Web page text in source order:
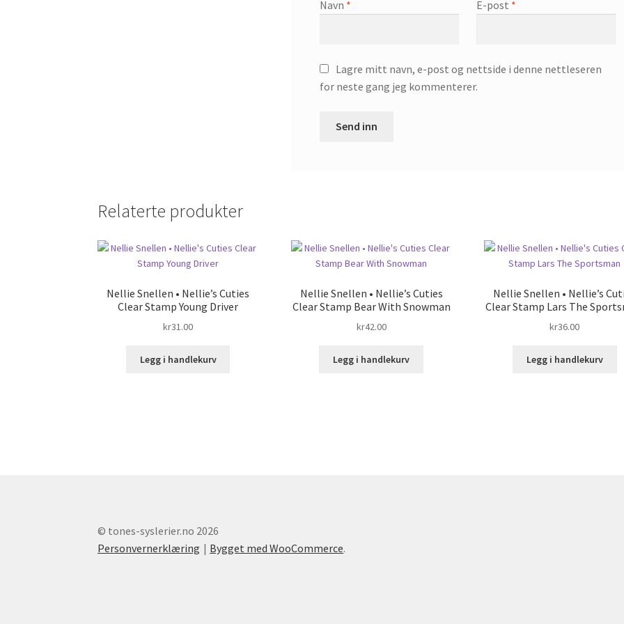
Navn * E-post *
Lagre mitt navn, e-post og nettside i denne nettleseren
for neste gang jeg kommenterer.
Relaterte produkter
Nellie Snellen • Nellie’s Cuties
Clear Stamp Young Driver
kr31.00
Legg i handlekurv
Nellie Snellen • Nellie’s Cuties
Clear Stamp Bear With Snowman
kr42.00
Legg i handlekurv
Nellie Snellen • Nellie’s
Clear Stamp Lars The
kr36.00
Legg i handlekurv
© tones-syslerier.no 2026
Personvernerklæring
Bygget med WooCommerce.